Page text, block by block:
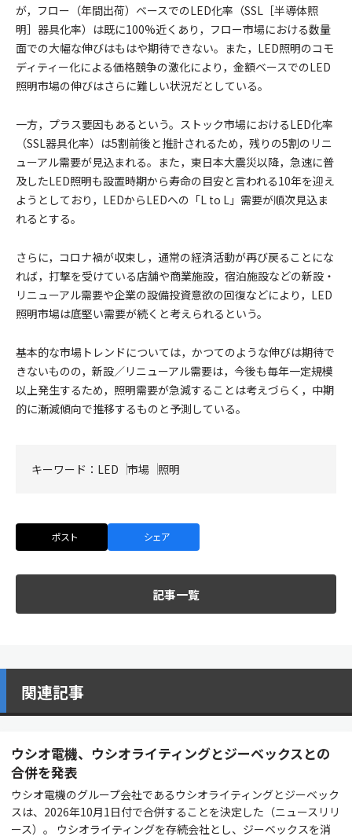
が，フロー（年間出荷）ベースでのLED化率（SSL［半導体照
明］器具化率）は既に100%近くあり，フロー市場における数量
面での大幅な伸びはもはや期待できない。また，LED照明のコモ
ディティー化による価格競争の激化により，金額ベースでのLED
照明市場の伸びはさらに難しい状況だとしている。
一方，プラス要因もあるという。ストック市場におけるLED化率
（SSL器具化率）は5割前後と推計されるため，残りの5割のリニ
ューアル需要が見込まれる。また，東日本大震災以降，急速に普
及したLED照明も設置時期から寿命の目安と言われる10年を迎え
ようとしており，LEDからLEDへの「L to L」需要が順次見込ま
れるとする。
さらに，コロナ禍が収束し，通常の経済活動が再び戻ることにな
れば，打撃を受けている店舗や商業施設，宿泊施設などの新設・
リニューアル需要や企業の設備投資意欲の回復などにより，LED
照明市場は底堅い需要が続くと考えられるという。
基本的な市場トレンドについては，かつてのような伸びは期待で
きないものの，新設／リニューアル需要は，今後も毎年一定規模
以上発生するため，照明需要が急減することは考えづらく，中期
的に漸減傾向で推移するものと予測している。
キーワード： LED 市場 照明
ポスト シェア
記事一覧
関連記事
ウシオ電機、ウシオライティングとジーベックスとの
合併を発表
ウシオ電機のグループ会社であるウシオライティングとジーベック
スは、2026年10月1日付で合併することを決定した（ニュースリリ
ース）。 ウシオライティングを存続会社とし、ジーベックスを消